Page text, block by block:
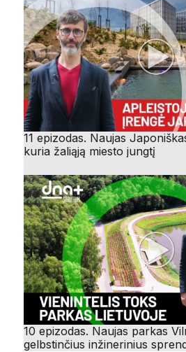
11 epizodas. Naujas
kuria žaliąją miesto jungtį
10 epizodas. Naujas parkas
gelbstinčius inžinerinius